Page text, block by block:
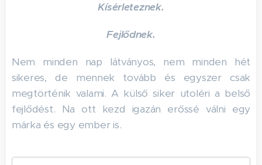
Kísérleteznek.
Fejlődnek.
Nem minden nap látványos, nem minden hét
sikeres, de mennek tovább és egyszer csak
megtörténik valami. A külső siker utoléri a belső
fejlődést. Na ott kezd igazán erőssé válni egy
márka és egy ember is.